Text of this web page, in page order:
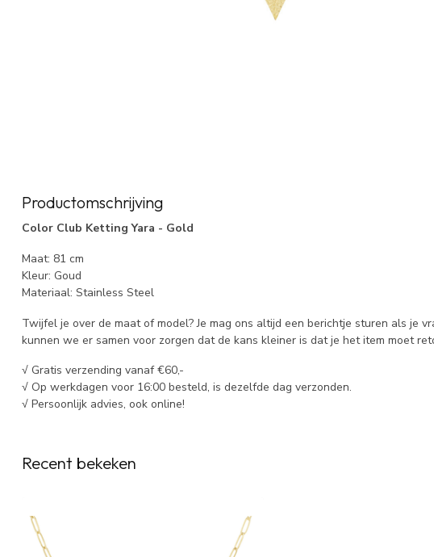
Productomschrijving
Color Club Ketting Yara - Gold
Maat: 81 cm
Kleur: Goud
Materiaal: Stainless Steel
Twijfel je over de maat of model? Je mag ons altijd een berichtje sturen als je
kunnen we er samen voor zorgen dat de kans kleiner is dat je het item moet
√ Gratis verzending vanaf €60,-
√ Op werkdagen voor 16:00 besteld, is dezelfde dag verzonden.
√ Persoonlijk advies, ook online!
Recent bekeken